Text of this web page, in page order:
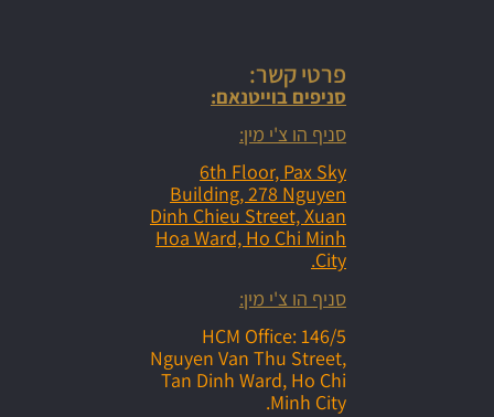
פרטי קשר:
סניפים בוייטנאם:
סניף הו צ'י מין:
6th Floor, Pax Sky
Building, 278 Nguyen
Dinh Chieu Street, Xuan
Hoa Ward, Ho Chi Minh
City.
סניף הו צ'י מין:
HCM Office: 146/5
Nguyen Van Thu Street,
Tan Dinh Ward, Ho Chi
Minh City.